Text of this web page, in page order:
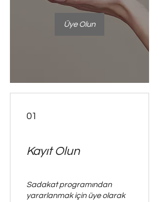
Üye Olun
01
Kayıt Olun
Sadakat programından
yararlanmak için üye olarak